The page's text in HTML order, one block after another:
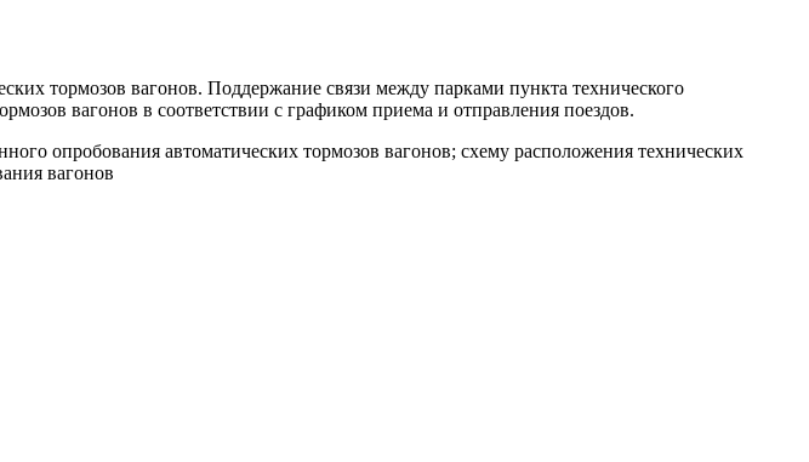
тормозов вагонов. Поддержание связи между парками пункта технического
вагонов в соответствии с графиком приема и отправления поездов.
опробования автоматических тормозов вагонов; схему расположения технических
вагонов